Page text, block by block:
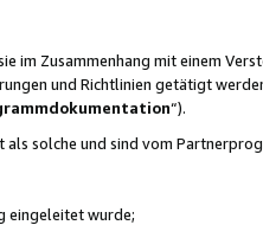
im Zusammenhang mit einem
und Richtlinien getätigt
“).
solche und sind vom
eingeleitet wurde;